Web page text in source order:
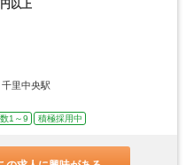
以上
里中央駅
1～9 積極採用中